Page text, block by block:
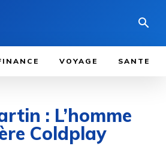
VOYAGE SANTE
: L’homme
Coldplay